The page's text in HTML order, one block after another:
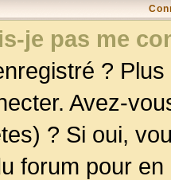
je pas me
?
Avez-
? Si oui,
forum pour